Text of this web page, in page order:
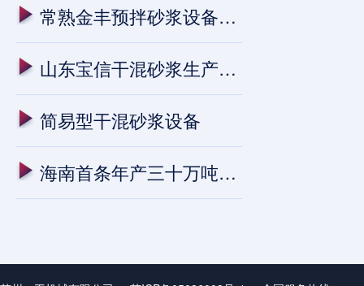
常熟金丰预拌砂浆设备安装进行中
山东宝信干混砂浆生产线进入试生
简易型干混砂浆设备
海南首条年产三十万吨预拌干混砂